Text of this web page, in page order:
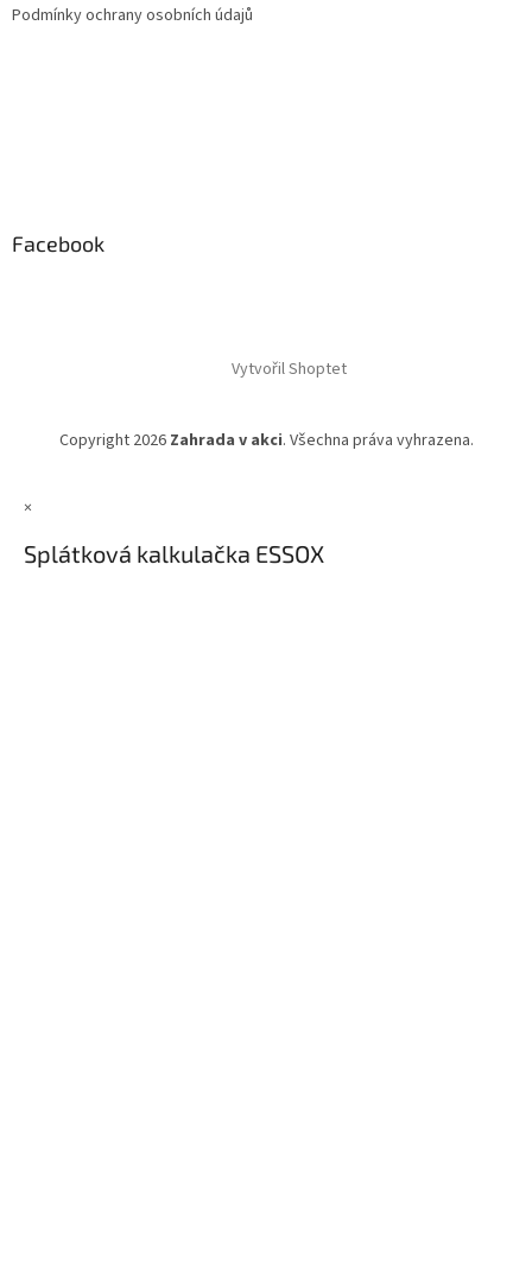
Podmínky ochrany osobních údajů
Facebook
Vytvořil Shoptet
Copyright 2026 Zahrada v akci. Všechna práva vyhrazena.
×
Splátková kalkulačka ESSOX